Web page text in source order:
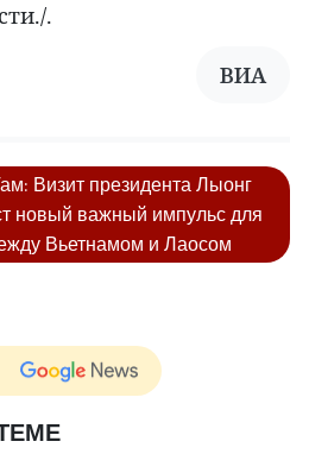
.
ВИA
Визит президента Лыонг
новый важный импульс для
Вьетнамом и Лаосом